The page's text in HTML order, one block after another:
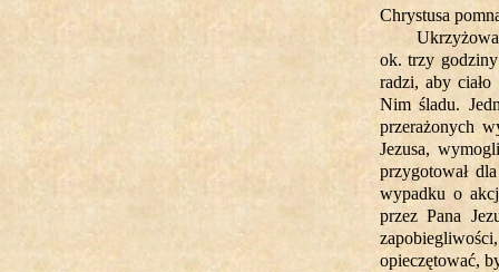
Chrystusa
ok. trzy
radzi, aby ciało
Nim śladu.
przerażonych
Jezusa,
przygotował
wypadku o
przez Pana
opieczętować,